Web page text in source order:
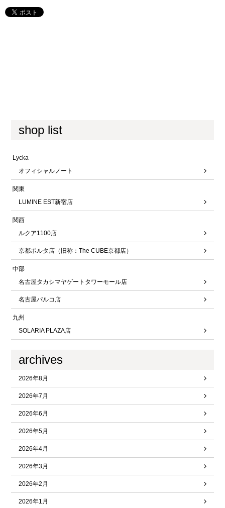
shop list
Lycka
オフィシャルノート
関東
LUMINE EST新宿店
関西
ルクア1100店
京都ポルタ店（旧称：The CUBE京都店）
中部
名古屋タカシマヤゲートタワーモール店
名古屋パルコ店
九州
SOLARIA PLAZA店
archives
2026年8月
2026年7月
2026年6月
2026年5月
2026年4月
2026年3月
2026年2月
2026年1月